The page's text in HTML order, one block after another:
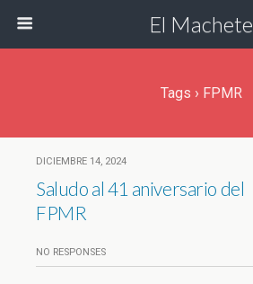
El Machete
Tags › FPMR
DICIEMBRE 14, 2024
Saludo al 41 aniversario del
FPMR
NO RESPONSES